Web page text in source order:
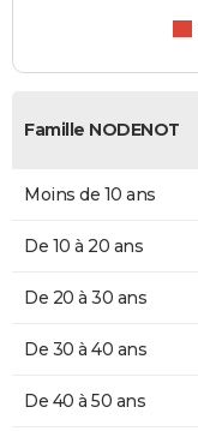
Famille NODENOT
Moins de 10 ans
De 10 à 20 ans
De 20 à 30 ans
De 30 à 40 ans
De 40 à 50 ans